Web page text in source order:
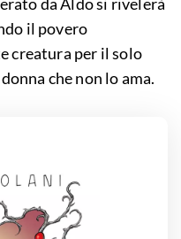
da Aldo si rivelerà
il povero
creatura per il solo
che non lo ama.